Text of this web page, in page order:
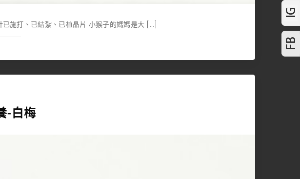
施打、已結紮、已植晶片 小猴子的媽媽是大 […]
-白梅